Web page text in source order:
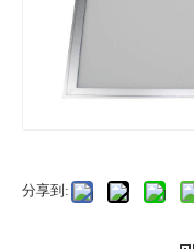
分享到: